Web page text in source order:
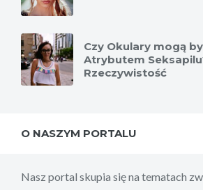
Czy Okulary mogą
Atrybutem
Rzeczywistość
O NASZYM PORTALU
Nasz portal skupia się na tematach